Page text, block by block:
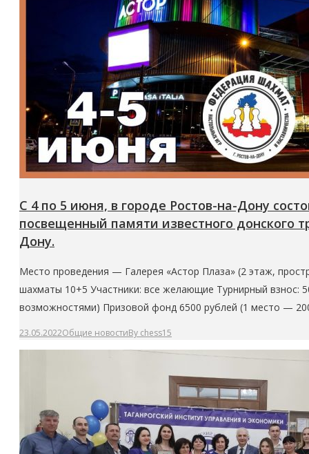
С 4 по 5 июня, в городе Ростов-на-Дону
посвещенный памяти известного донского
Дону.
Место проведения — Галерея «Астор Плаза» (2 этаж,
шахматы 10+5 Участники: все желающие Турнирный взнос:
возможностями) Призовой фонд 6500 рублей (1 место —
23.05.2022Общие новостиBy chess15